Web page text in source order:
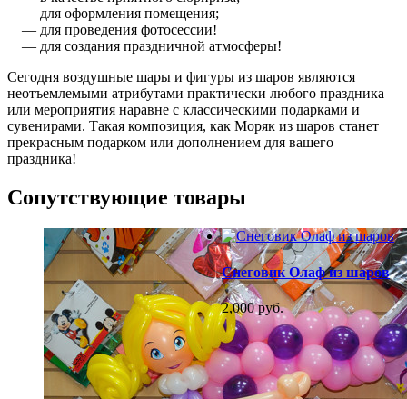
— для оформления помещения;
— для проведения фотосессии!
— для создания праздничной атмосферы!
Сегодня воздушные шары и фигуры из шаров являются
неотъемлемыми атрибутами практически любого праздника
или мероприятия наравне с классическими подарками и
сувенирами. Такая композиция, как Моряк из шаров станет
прекрасным подарком или дополнением для вашего
праздника!
Сопутствующие товары
Снеговик Олаф из шаров
2,000 руб.